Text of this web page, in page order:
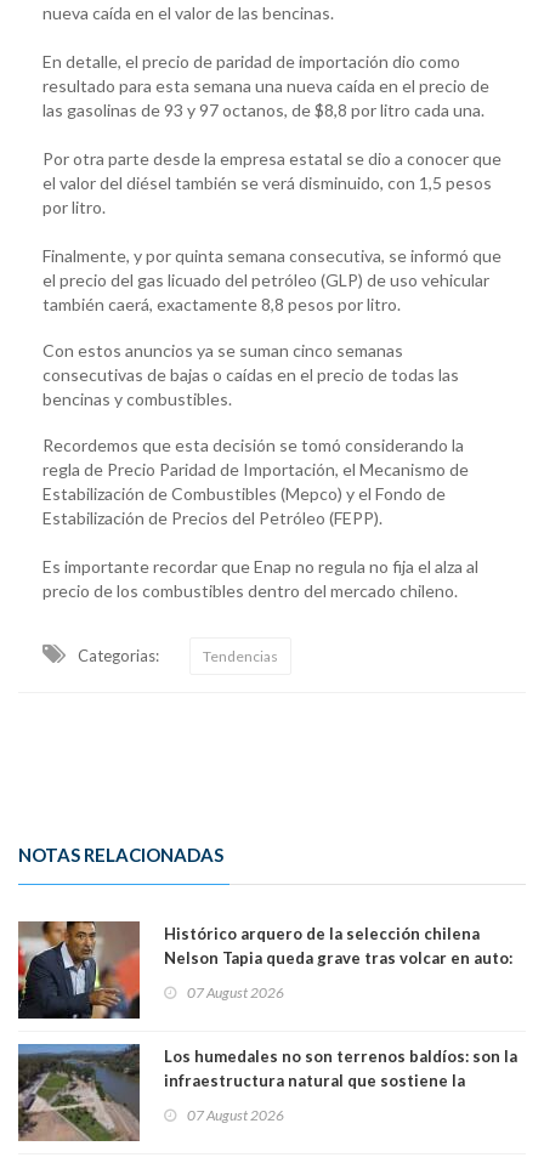
nueva caída en el valor de las bencinas.
En detalle, el precio de paridad de importación dio como
resultado para esta semana una nueva caída en el precio de
las gasolinas de 93 y 97 octanos, de $8,8 por litro cada una.
Por otra parte desde la empresa estatal se dio a conocer que
el valor del diésel también se verá disminuido, con 1,5 pesos
por litro.
Finalmente, y por quinta semana consecutiva, se informó que
el precio del gas licuado del petróleo (GLP) de uso vehicular
también caerá, exactamente 8,8 pesos por litro.
Con estos anuncios ya se suman cinco semanas
consecutivas de bajas o caídas en el precio de todas las
bencinas y combustibles.
Recordemos que esta decisión se tomó considerando la
regla de Precio Paridad de Importación, el Mecanismo de
Estabilización de Combustibles (Mepco) y el Fondo de
Estabilización de Precios del Petróleo (FEPP).
Es importante recordar que Enap no regula no fija el alza al
precio de los combustibles dentro del mercado chileno.
Categorias: Tendencias
NOTAS RELACIONADAS
Histórico arquero de la selección chilena
Nelson Tapia queda grave tras volcar en auto:
07 August 2026
Los humedales no son terrenos baldíos: son la
infraestructura natural que sostiene la
07 August 2026